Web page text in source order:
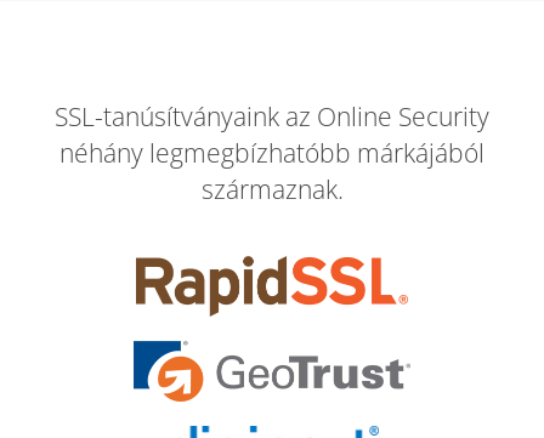
SSL-tanúsítványaink az Online Security
néhány legmegbízhatóbb márkájából
származnak.